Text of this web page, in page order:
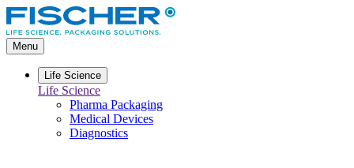
Aller
directement
au
contenu
Menu
Life Science
Life Science
Pharma Packaging
Medical Devices
Diagnostics